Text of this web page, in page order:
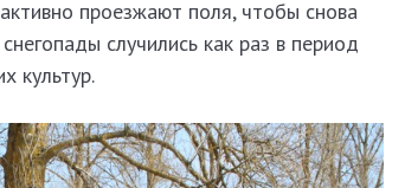
проезжают поля, чтобы снова
случились как раз в период
культур.